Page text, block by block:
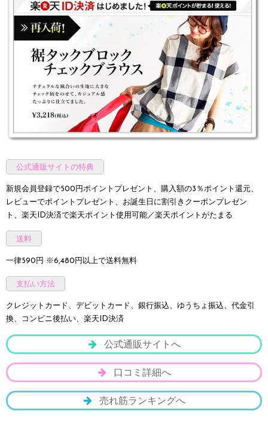
公式通販サイトの特典
新規会員登録で500円ポイントプレゼント、購入額の3％ポイント還元、
レビューでポイントプレゼント、お誕生日に割引きクーポンプレゼン
ト、楽天ID決済で楽天ポイント使用可能／楽天ポイントがたまる
送料
一律590円 ※6,480円以上で送料無料
支払い方法
クレジットカード、デビットカード、銀行振込、ゆうちょ振込、代金引
換、コンビニ後払い、楽天ID決済
公式通販サイトへ
口コミ詳細へ
売れ筋ランキングへ